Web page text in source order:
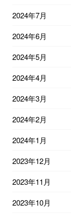
2024年7月
2024年6月
2024年5月
2024年4月
2024年3月
2024年2月
2024年1月
2023年12月
2023年11月
2023年10月